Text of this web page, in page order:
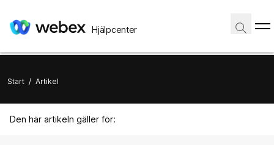
Hjälpcenter
Start / Artikel
Den här artikeln gäller för: